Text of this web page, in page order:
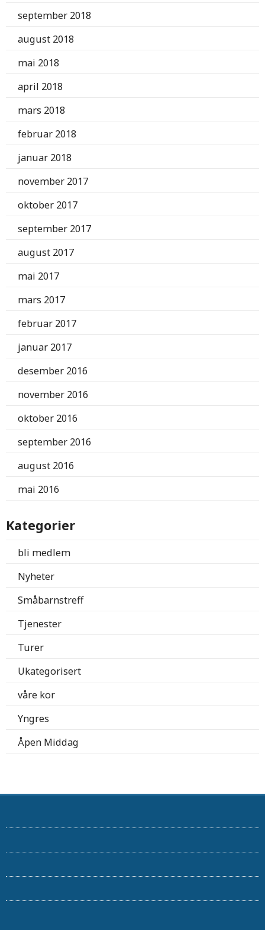
september 2018
august 2018
mai 2018
april 2018
mars 2018
februar 2018
januar 2018
november 2017
oktober 2017
september 2017
august 2017
mai 2017
mars 2017
februar 2017
januar 2017
desember 2016
november 2016
oktober 2016
september 2016
august 2016
mai 2016
Kategorier
bli medlem
Nyheter
Småbarnstreff
Tjenester
Turer
Ukategorisert
våre kor
Yngres
Åpen Middag